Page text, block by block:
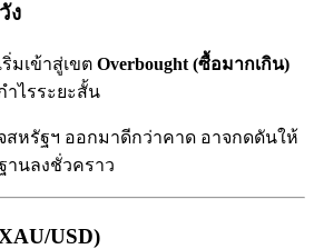
ง
มเข้าสู่เขต Overbought (ซื้อมากเกิน)
ำไรระยะสั้น
สหรัฐฯ ออกมาดีกว่าคาด อาจกดดันให้
านลงชั่วคราว
USD)